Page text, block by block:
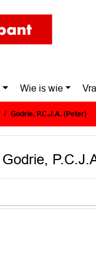
Wie is wie
Godrie, P.C.J.A. (Peter)
Godrie,